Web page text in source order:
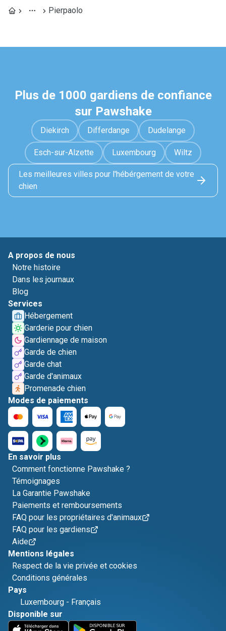
Pierpaolo
Plus de 1000 gardiens de confiance
sur Pawshake
Diekirch Differdange Dudelange
Esch-sur-Alzette Luxembourg Wiltz
Les meilleures villes pour l'hébérgement de votre
chien
A propos de nous
Notre histoire
Dans les journaux
Blog
Services
Hébergement
Garderie pour chien
Gardiennage de maison
Garde de chien
Garde chat
Garde d'animaux
Promenade chien
Modes de paiements
En savoir plus
Comment fonctionne Pawshake ?
Témoignages
La Garantie Pawshake
Paiements et remboursements
FAQ pour les propriétaires d'animaux
FAQ pour les gardiens
Aide
Mentions légales
Respect de la vie privée et cookies
Conditions générales
Pays
Luxembourg - Français
Disponible sur